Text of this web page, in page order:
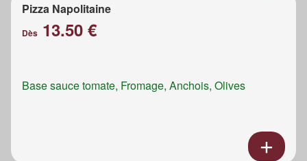
Pizza Napolitaine
Dès 13.50 €
Base sauce tomate, Fromage, Anchois, Olives